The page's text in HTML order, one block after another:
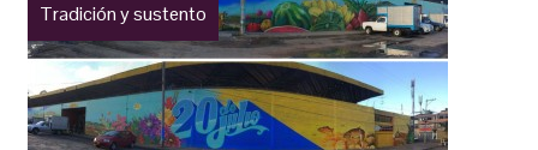
Tradición y sustento